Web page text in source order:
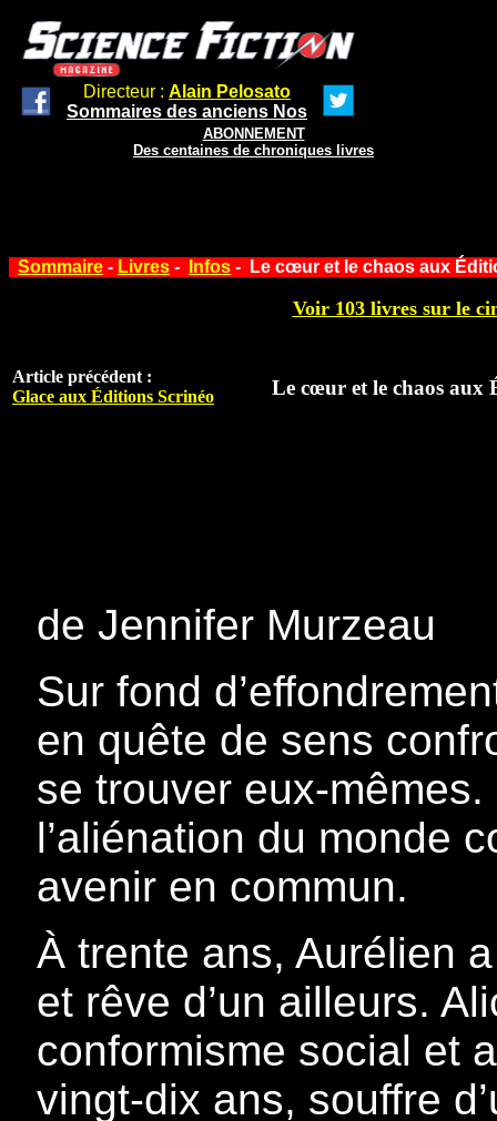
Directeur : Alain Pelosato
Sommaires des anciens Nos
ABONNEMENT
Des centaines de chroniques livres
Sommaire - Livres - Infos - Le cœur et le chaos aux
Voir 103 livres sur le
Article précédent :
Glace aux Éditions Scrinéo
Le cœur et le chaos aux
de Jennifer Murzeau
Sur fond
en quête de sens
se trouver eux-
l’aliénation du monde
avenir en commun.
À trente ans, Aurélien
et rêve d’un ailleurs.
conformisme social et
vingt-dix ans, souffre